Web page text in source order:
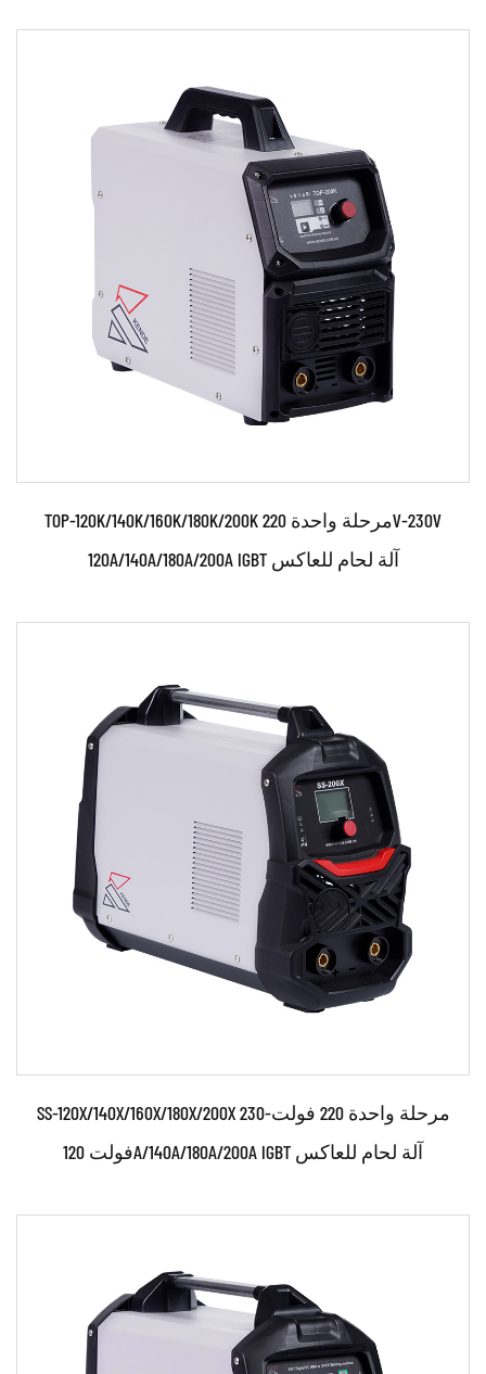
حدود:
اقرأ أكثر
حدود:
اقرأ أكثر
TOP-120K/140K/160K/180K/200K مرحلة واحدة 220V-230V
120A/140A/180A/200A IGBT آلة لحام للعاكس
حدود:
SS-120X/140X/160X/180X/200X مرحلة واحدة 220 فولت-230
فولت 120A/140A/180A/200A IGBT آلة لحام للعاكس